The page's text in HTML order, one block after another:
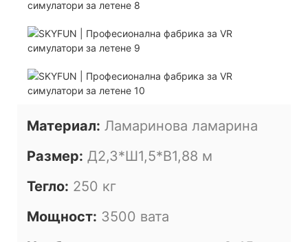
Материал: Ламаринова ламарина
Размер: Д2,3*Ш1,5*В1,88 м
Тегло: 250 кг
Мощност: 3500 вата